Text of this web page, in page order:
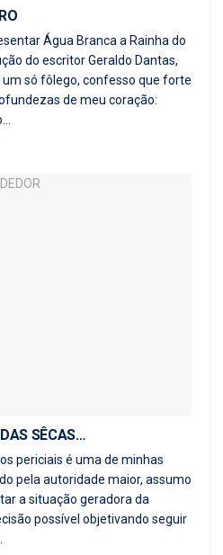
Água Branca a Rainha do
do escritor Geraldo Dantas,
só fôlego, confesso que forte
de meu coração:
SÊCAS…
periciais é uma de minhas
pela autoridade maior, assumo
a situação geradora da
possível objetivando seguir